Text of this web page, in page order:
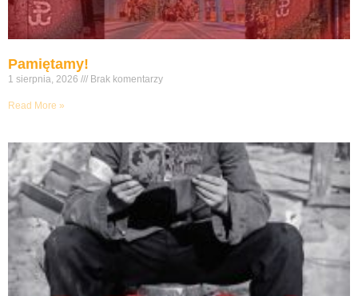
Pamiętamy!
1 sierpnia, 2026 Brak komentarzy
Read More »